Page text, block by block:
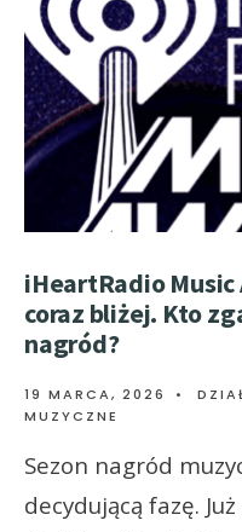
iHeartRadio Music
coraz bliżej. Kto
nagród?
19 MARCA, 2026 •
MUZYCZNE
Sezon nagród
decydującą fazę.